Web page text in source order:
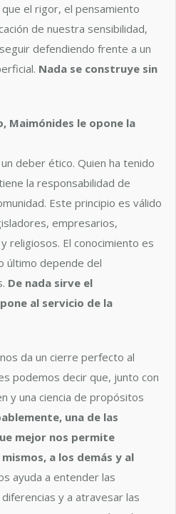
el rigor, el pensamiento
de nuestra sensibilidad,
defendiendo frente a un
Nada se construye sin
Maimónides le opone la
deber ético. Quien ha tenido
la responsabilidad de
Este principio es válido
empresarios,
religiosos. El conocimiento es
último depende del
De nada sirve el
al servicio de la
da un cierre perfecto al
podemos decir que, junto con
y una ciencia de propósitos
una de las
mejor nos permite
a los demás y al
ayuda a entender las
y a atravesar las